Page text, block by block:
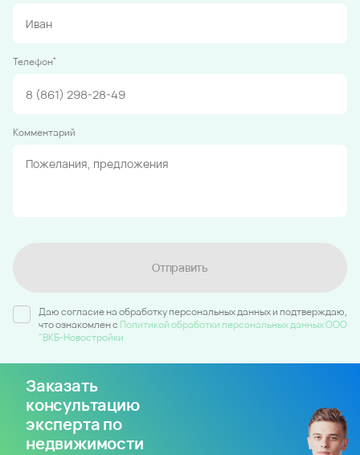
Телефон*
Комментарий
Отправить
Даю согласие на обработку персональных данных и подтверждаю,
что ознакомлен c Политикой обработки персональных данных ООО
"ВКБ-Новостройки
Заказать
консультацию
эксперта по
недвижимости